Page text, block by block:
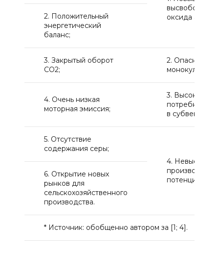
оксида азота;
2. Положительный
энергетический
баланс;
3. Закрытый оборот
СО2;
2. Опасность
монокультуры;
4. Очень низкая
моторная эмиссия;
3. Высокая
потребность
в субвенциям;
5. Отсутствие
содержания серы;
4. Невысокий
потенциал.
6. Открытие новых
рынков для
сельскохозяйственного
производства.
* Источник: обобщенно автором за [1; 4].